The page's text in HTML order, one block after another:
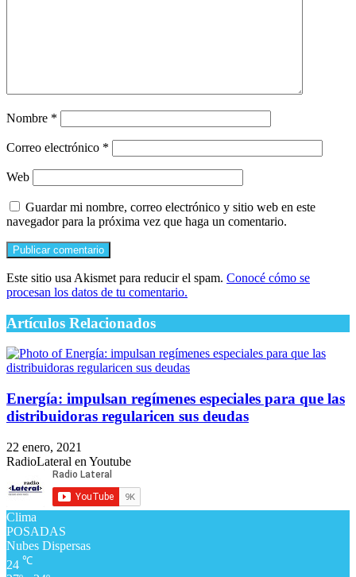
Nombre *
Correo electrónico *
Web
Guardar mi nombre, correo electrónico y sitio web en este
navegador para la próxima vez que haga un comentario.
Este sitio usa Akismet para reducir el spam. Conocé cómo se
procesan los datos de tu comentario.
Artículos Relacionados
Energía: impulsan regímenes especiales para que las
distribuidoras regularicen sus deudas
22 enero, 2021
RadioLateral en Youtube
Clima
POSADAS
Nubes Dispersas
24 ℃